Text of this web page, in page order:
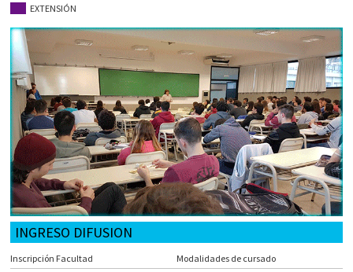
EXTENSIÓN
INGRESO DIFUSION
Inscripción Facultad
Modalidades de cursado